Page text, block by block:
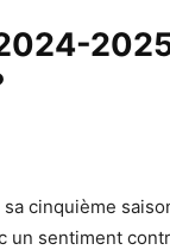
cinquième
un sentiment